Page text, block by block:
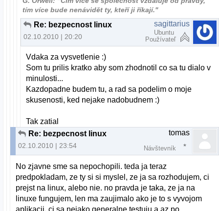
tím více bude nenávidět ty, kteří ji říkají."
Re: bezpecnost linux
02.10.2010 | 20:20
sagittarius
Ubuntu
Používateľ
Vdaka za vysvetlenie :)
Som tu prilis kratko aby som zhodnotil co sa tu dialo v
minulosti...
Kazdopadne budem tu, a rad sa podelim o moje
skusenosti, ked nejake nadobudnem :)
Tak zatial
Re: bezpecnost linux
02.10.2010 | 23:54
tomas
Návštevník
No zjavne sme sa nepochopili. teda ja teraz
predpokladam, ze ty si si myslel, ze ja sa rozhodujem, ci
prejst na linux, alebo nie. no pravda je taka, ze ja na
linuxe fungujem, len ma zaujimalo ako je to s vyvojom
aplikacii. ci sa nejako generalne testuju a az po